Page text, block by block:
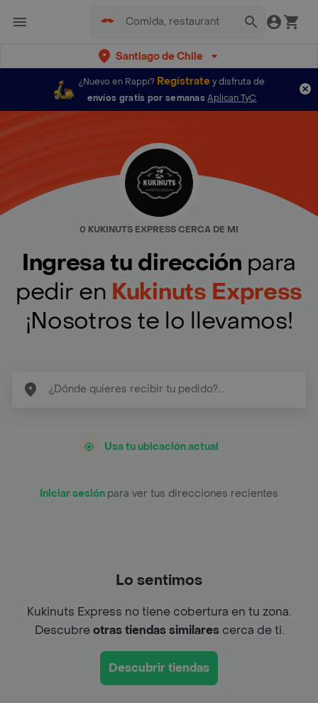
Santiago de Chile
¿Nuevo en Rappi? Regístratey disfruta de
envíos gratis por semanas Aplican TyC
0 KUKINUTS EXPRESS CERCA DE MI
Ingresa tu dirección para
pedir en Kukinuts Express
¡Nosotros te lo llevamos!
Usa tu ubicación actual
Iniciar sesión para ver tus direcciones recientes
Lo sentimos
Kukinuts Express no tiene cobertura en tu zona.
Descubreotras tiendas similarescerca de ti.
Descubrir tiendas